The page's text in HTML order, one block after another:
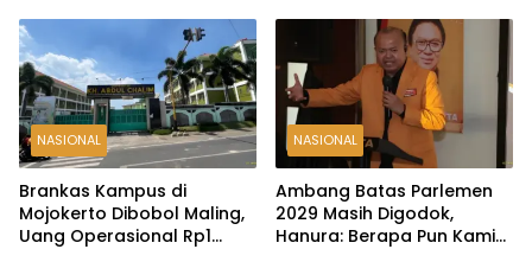
NASIONAL
Brankas Kampus di
Mojokerto Dibobol Maling,
Uang Operasional Rp1
NASIONAL
Ambang Batas Parlemen
2029 Masih Digodok,
Hanura: Berapa Pun Kami